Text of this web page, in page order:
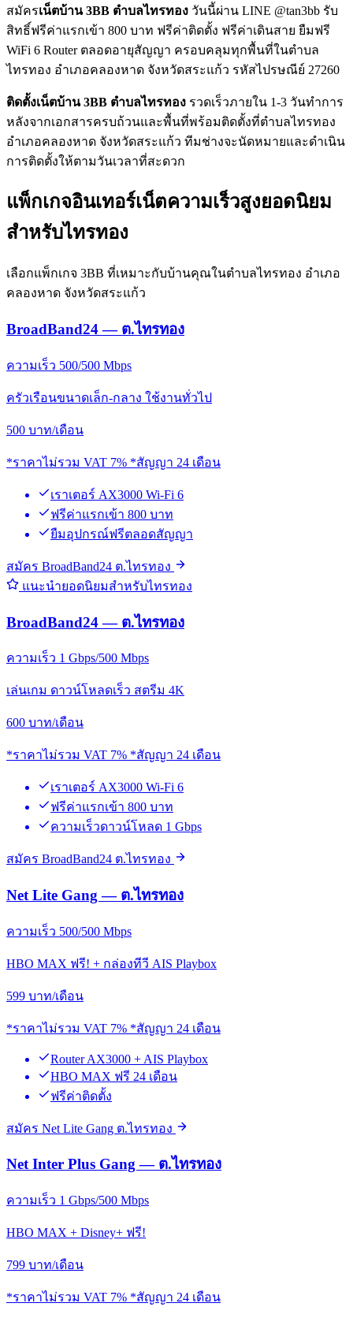
สมัครเน็ตบ้าน 3BB ตำบลไทรทอง วันนี้ผ่าน LINE @tan3bb รับ
สิทธิ์ฟรีค่าแรกเข้า 800 บาท ฟรีค่าติดตั้ง ฟรีค่าเดินสาย ยืมฟรี
WiFi 6 Router ตลอดอายุสัญญา ครอบคลุมทุกพื้นที่ในตำบล
ไทรทอง อำเภอคลองหาด จังหวัดสระแก้ว รหัสไปรษณีย์ 27260
ติดตั้งเน็ตบ้าน 3BB ตำบลไทรทอง รวดเร็วภายใน 1-3 วันทำการ
หลังจากเอกสารครบถ้วนและพื้นที่พร้อมติดตั้งที่ตำบลไทรทอง
อำเภอคลองหาด จังหวัดสระแก้ว ทีมช่างจะนัดหมายและดำเนิน
การติดตั้งให้ตามวันเวลาที่สะดวก
แพ็กเกจอินเทอร์เน็ตความเร็วสูงยอดนิยม
สำหรับไทรทอง
เลือกแพ็กเกจ 3BB ที่เหมาะกับบ้านคุณในตำบลไทรทอง อำเภอ
คลองหาด จังหวัดสระแก้ว
BroadBand24 — ต.ไทรทอง
ความเร็ว 500/500 Mbps
ครัวเรือนขนาดเล็ก-กลาง ใช้งานทั่วไป
500 บาท/เดือน
*ราคาไม่รวม VAT 7% *สัญญา 24 เดือน
เราเตอร์ AX3000 Wi-Fi 6
ฟรีค่าแรกเข้า 800 บาท
ยืมอุปกรณ์ฟรีตลอดสัญญา
สมัคร BroadBand24 ต.ไทรทอง
แนะนำยอดนิยมสำหรับไทรทอง
BroadBand24 — ต.ไทรทอง
ความเร็ว 1 Gbps/500 Mbps
เล่นเกม ดาวน์โหลดเร็ว สตรีม 4K
600 บาท/เดือน
*ราคาไม่รวม VAT 7% *สัญญา 24 เดือน
เราเตอร์ AX3000 Wi-Fi 6
ฟรีค่าแรกเข้า 800 บาท
ความเร็วดาวน์โหลด 1 Gbps
สมัคร BroadBand24 ต.ไทรทอง
Net Lite Gang — ต.ไทรทอง
ความเร็ว 500/500 Mbps
HBO MAX ฟรี! + กล่องทีวี AIS Playbox
599 บาท/เดือน
*ราคาไม่รวม VAT 7% *สัญญา 24 เดือน
Router AX3000 + AIS Playbox
HBO MAX ฟรี 24 เดือน
ฟรีค่าติดตั้ง
สมัคร Net Lite Gang ต.ไทรทอง
Net Inter Plus Gang — ต.ไทรทอง
ความเร็ว 1 Gbps/500 Mbps
HBO MAX + Disney+ ฟรี!
799 บาท/เดือน
*ราคาไม่รวม VAT 7% *สัญญา 24 เดือน